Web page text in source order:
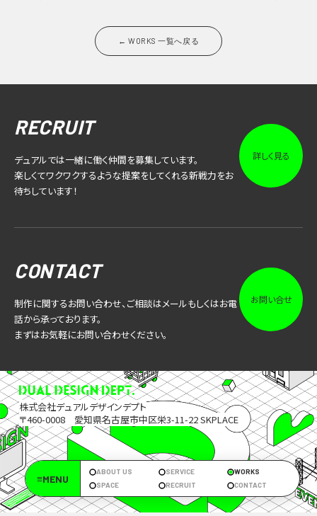
← WORKS 一覧へ戻る
RECRUIT
デュアルでは一緒に働く仲間を募集しています。
楽しくてワクワクするような提案をしてくれる新戦力をお
待ちしています！
詳しく見る
CONTACT
制作に関するお問い合わせ、ご相談はメールもしくはお電
話から承っております。
まずはお気軽にお問い合わせください。
お問い合せ
株式会社デュアルデザインデプト
〒460-0008 愛知県名古屋市中区栄3-11-22 SKPLACE
≡MENU
ABOUT US SERVICE
WORKS
SPACE
RECRUIT CONTACT